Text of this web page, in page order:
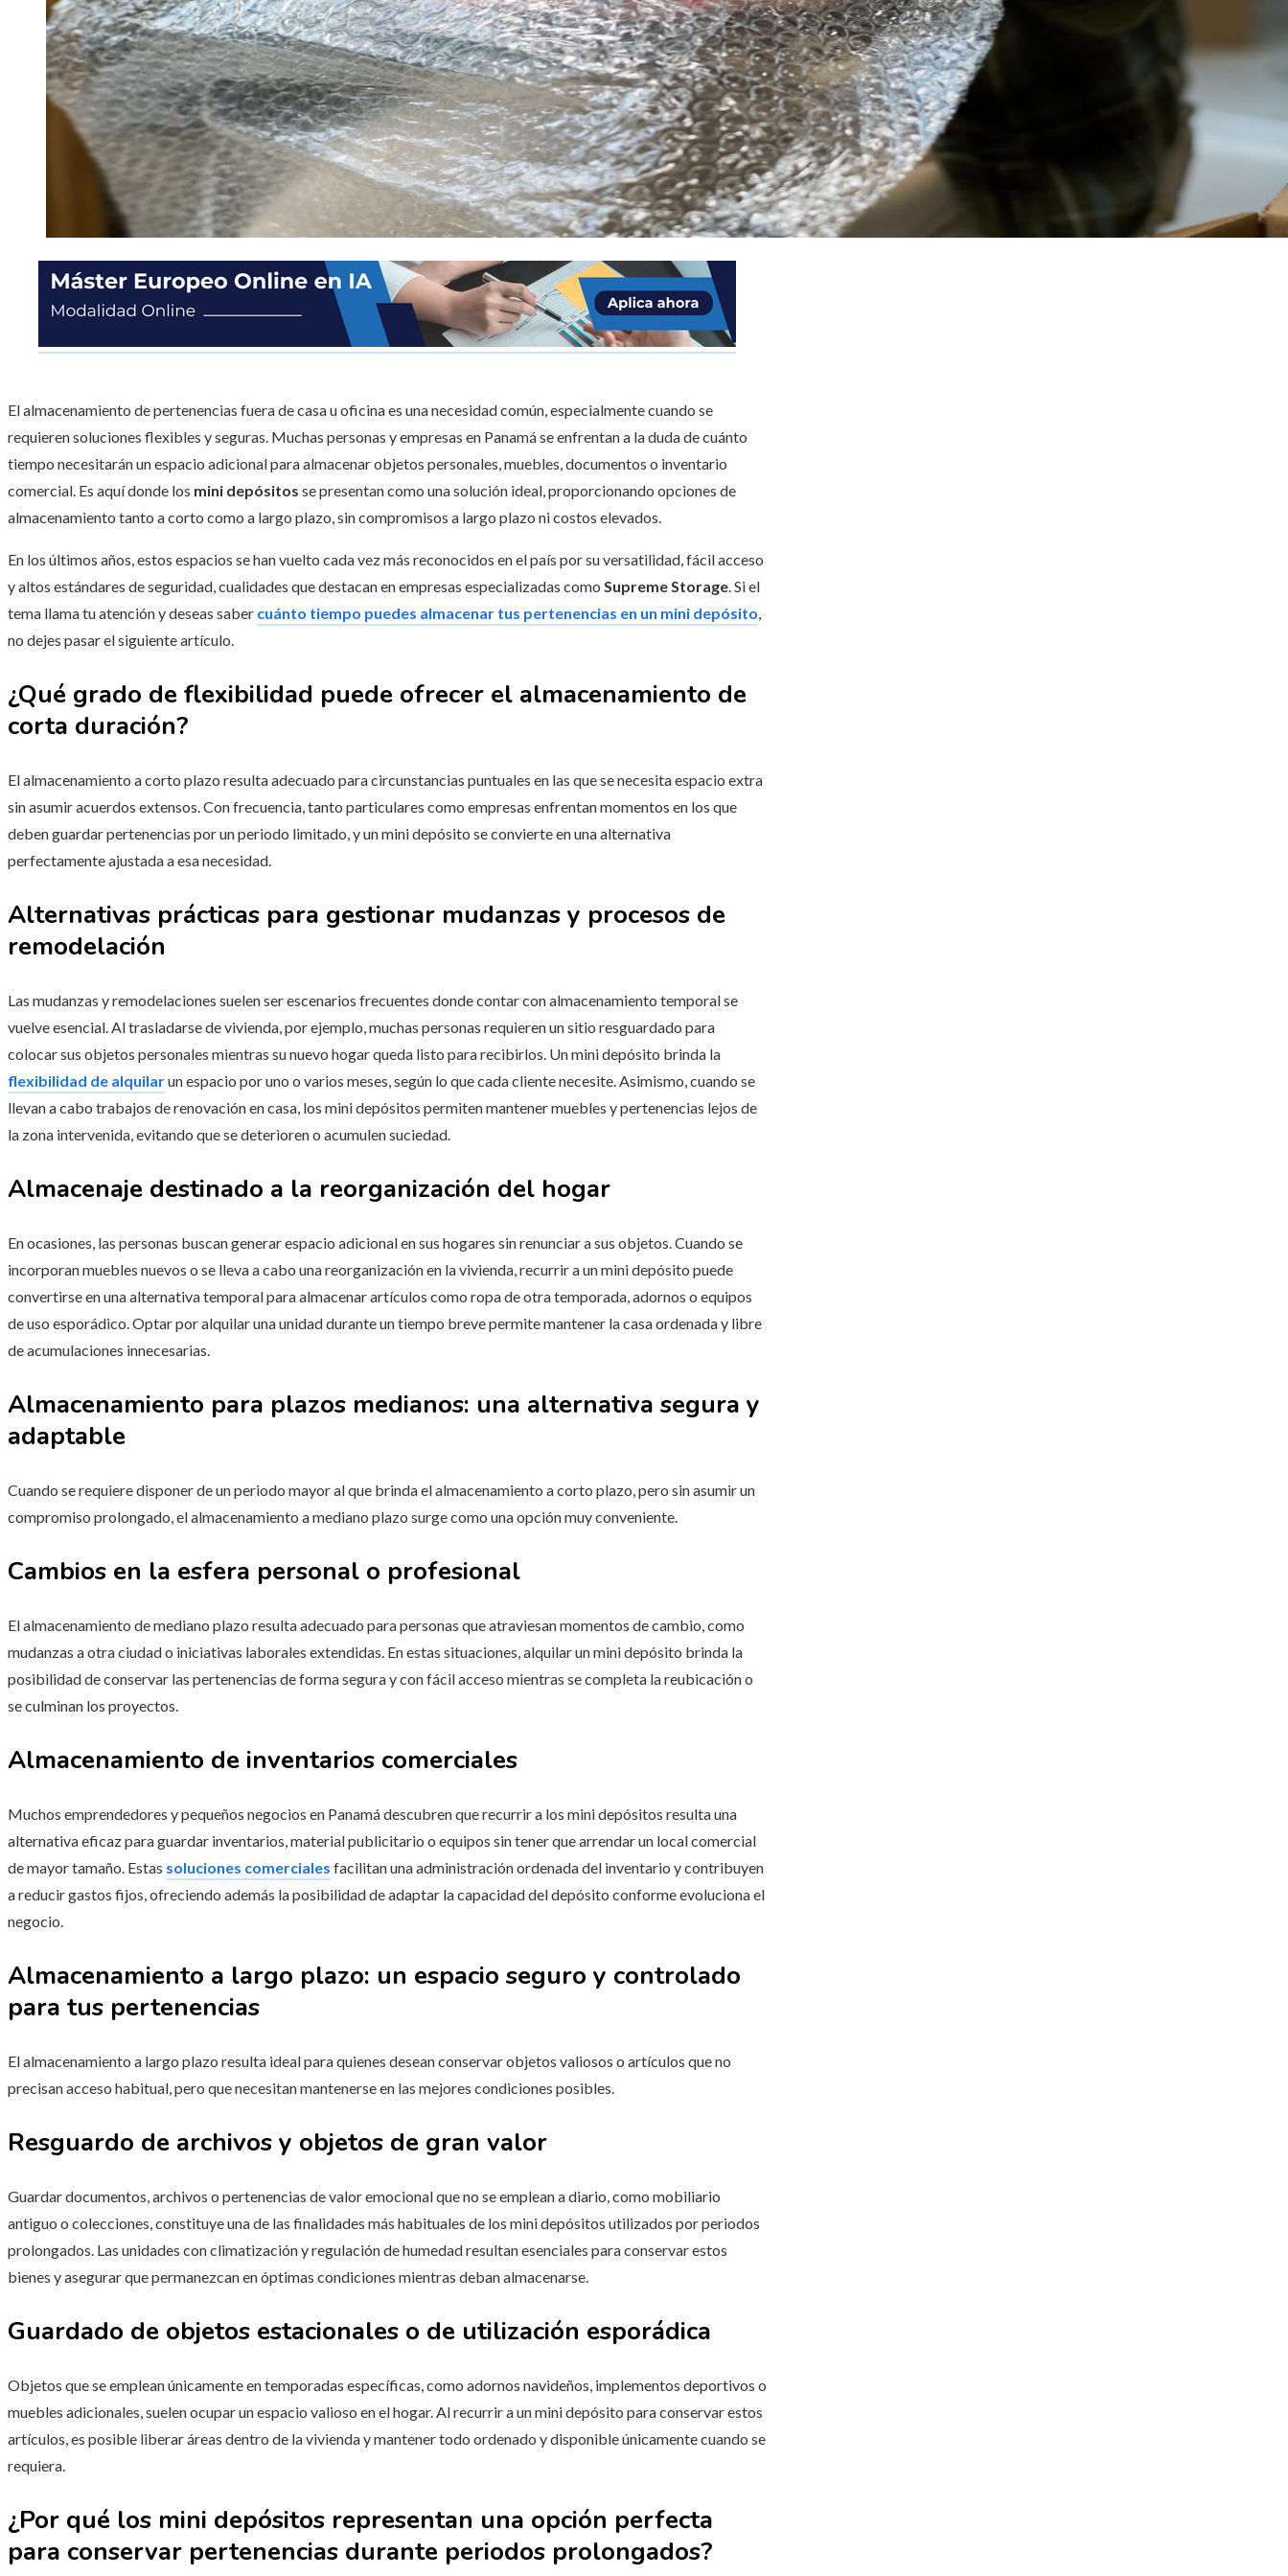
El almacenamiento de pertenencias fuera de casa u oficina es una necesidad común, especialmente cuando se
requieren soluciones flexibles y seguras. Muchas personas y empresas en Panamá se enfrentan a la duda de cuánto
tiempo necesitarán un espacio adicional para almacenar objetos personales, muebles, documentos o inventario
comercial. Es aquí donde los mini depósitos se presentan como una solución ideal, proporcionando opciones de
almacenamiento tanto a corto como a largo plazo, sin compromisos a largo plazo ni costos elevados.
En los últimos años, estos espacios se han vuelto cada vez más reconocidos en el país por su versatilidad, fácil acceso
y altos estándares de seguridad, cualidades que destacan en empresas especializadas como Supreme Storage. Si el
tema llama tu atención y deseas saber cuánto tiempo puedes almacenar tus pertenencias en un mini depósito,
no dejes pasar el siguiente artículo.
¿Qué grado de flexibilidad puede ofrecer el almacenamiento de
corta duración?
El almacenamiento a corto plazo resulta adecuado para circunstancias puntuales en las que se necesita espacio extra
sin asumir acuerdos extensos. Con frecuencia, tanto particulares como empresas enfrentan momentos en los que
deben guardar pertenencias por un periodo limitado, y un mini depósito se convierte en una alternativa
perfectamente ajustada a esa necesidad.
Alternativas prácticas para gestionar mudanzas y procesos de
remodelación
Las mudanzas y remodelaciones suelen ser escenarios frecuentes donde contar con almacenamiento temporal se
vuelve esencial. Al trasladarse de vivienda, por ejemplo, muchas personas requieren un sitio resguardado para
colocar sus objetos personales mientras su nuevo hogar queda listo para recibirlos. Un mini depósito brinda la
flexibilidad de alquilarun espacio por uno o varios meses, según lo que cada cliente necesite. Asimismo, cuando se
llevan a cabo trabajos de renovación en casa, los mini depósitos permiten mantener muebles y pertenencias lejos de
la zona intervenida, evitando que se deterioren o acumulen suciedad.
Almacenaje destinado a la reorganización del hogar
En ocasiones, las personas buscan generar espacio adicional en sus hogares sin renunciar a sus objetos. Cuando se
incorporan muebles nuevos o se lleva a cabo una reorganización en la vivienda, recurrir a un mini depósito puede
convertirse en una alternativa temporal para almacenar artículos como ropa de otra temporada, adornos o equipos
de uso esporádico. Optar por alquilar una unidad durante un tiempo breve permite mantener la casa ordenada y libre
de acumulaciones innecesarias.
Almacenamiento para plazos medianos: una alternativa segura y
adaptable
Cuando se requiere disponer de un periodo mayor al que brinda el almacenamiento a corto plazo, pero sin asumir un
compromiso prolongado, el almacenamiento a mediano plazo surge como una opción muy conveniente.
Cambios en la esfera personal o profesional
El almacenamiento de mediano plazo resulta adecuado para personas que atraviesan momentos de cambio, como
mudanzas a otra ciudad o iniciativas laborales extendidas. En estas situaciones, alquilar un mini depósito brinda la
posibilidad de conservar las pertenencias de forma segura y con fácil acceso mientras se completa la reubicación o
se culminan los proyectos.
Almacenamiento de inventarios comerciales
Muchos emprendedores y pequeños negocios en Panamá descubren que recurrir a los mini depósitos resulta una
alternativa eficaz para guardar inventarios, material publicitario o equipos sin tener que arrendar un local comercial
de mayor tamaño. Estas soluciones comerciales facilitan una administración ordenada del inventario y contribuyen
a reducir gastos fijos, ofreciendo además la posibilidad de adaptar la capacidad del depósito conforme evoluciona el
negocio.
Almacenamiento a largo plazo: un espacio seguro y controlado
para tus pertenencias
El almacenamiento a largo plazo resulta ideal para quienes desean conservar objetos valiosos o artículos que no
precisan acceso habitual, pero que necesitan mantenerse en las mejores condiciones posibles.
Resguardo de archivos y objetos de gran valor
Guardar documentos, archivos o pertenencias de valor emocional que no se emplean a diario, como mobiliario
antiguo o colecciones, constituye una de las finalidades más habituales de los mini depósitos utilizados por periodos
prolongados. Las unidades con climatización y regulación de humedad resultan esenciales para conservar estos
bienes y asegurar que permanezcan en óptimas condiciones mientras deban almacenarse.
Guardado de objetos estacionales o de utilización esporádica
Objetos que se emplean únicamente en temporadas específicas, como adornos navideños, implementos deportivos o
muebles adicionales, suelen ocupar un espacio valioso en el hogar. Al recurrir a un mini depósito para conservar estos
artículos, es posible liberar áreas dentro de la vivienda y mantener todo ordenado y disponible únicamente cuando se
requiera.
¿Por qué los mini depósitos representan una opción perfecta
para conservar pertenencias durante periodos prolongados?